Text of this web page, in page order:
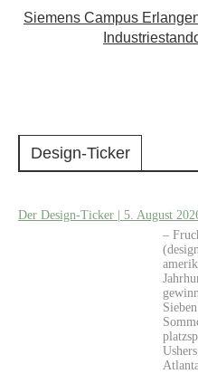
Siemens Campus
Design-Ticker
Der Design-Ticker | 5. August
–